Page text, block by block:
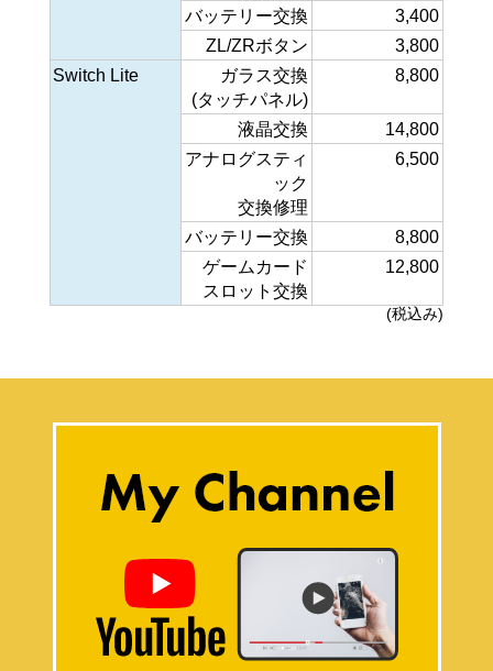
バッテリー交換
3,400
ZL/ZRボタン
3,800
Switch Lite
ガラス交換
(タッチパネル)
8,800
液晶交換
14,800
アナログスティ
ック
交換修理
6,500
バッテリー交換
8,800
ゲームカード
スロット交換
12,800
(税込み)